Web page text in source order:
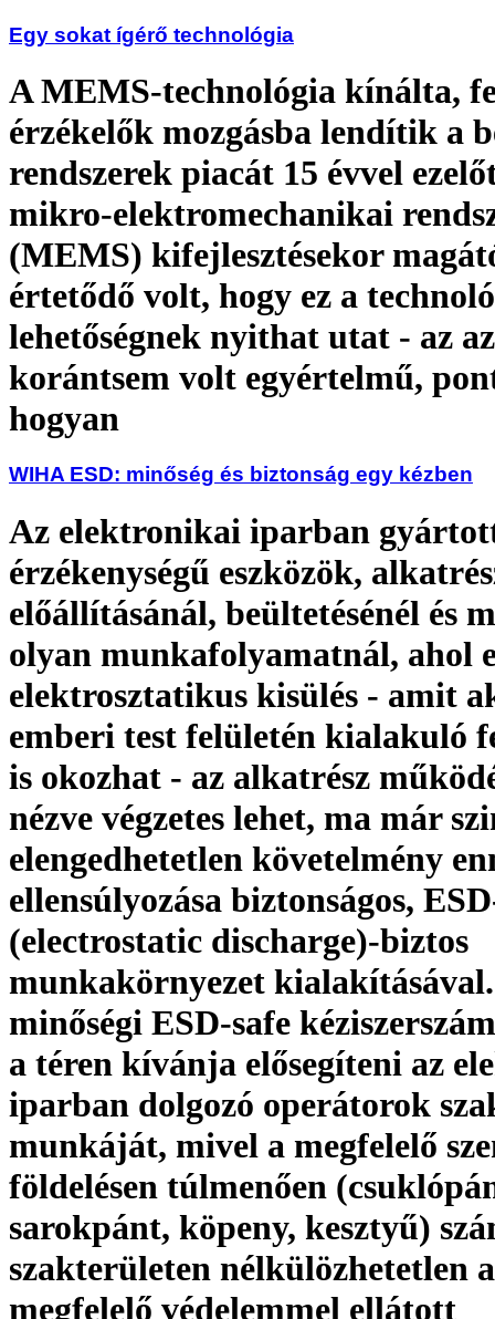
Egy sokat ígérő technológia
A MEMS-technológia kínálta,
érzékelők mozgásba lendítik a
rendszerek piacát 15 évvel
mikro-elektromechanikai
(MEMS) kifejlesztésekor
értetődő volt, hogy ez a
lehetőségnek nyithat utat - az
korántsem volt egyértelmű,
hogyan
WIHA ESD: minőség és biztonság egy kézben
Az elektronikai iparban
érzékenységű eszközök,
előállításánál, beültetésénél és
olyan munkafolyamatnál, ahol
elektrosztatikus kisülés - amit
emberi test felületén kialakuló
is okozhat - az alkatrész
nézve végzetes lehet, ma már
elengedhetetlen követelmény
ellensúlyozása biztonságos,
(electrostatic discharge)-biztos
munkakörnyezet
minőségi ESD-safe
a téren kívánja elősegíteni az
iparban dolgozó operátorok
munkáját, mivel a megfelelő
földelésen túlmenően
sarokpánt, köpeny, kesztyű)
szakterületen nélkülözhetetlen a
megfelelő védelemmel ellátott